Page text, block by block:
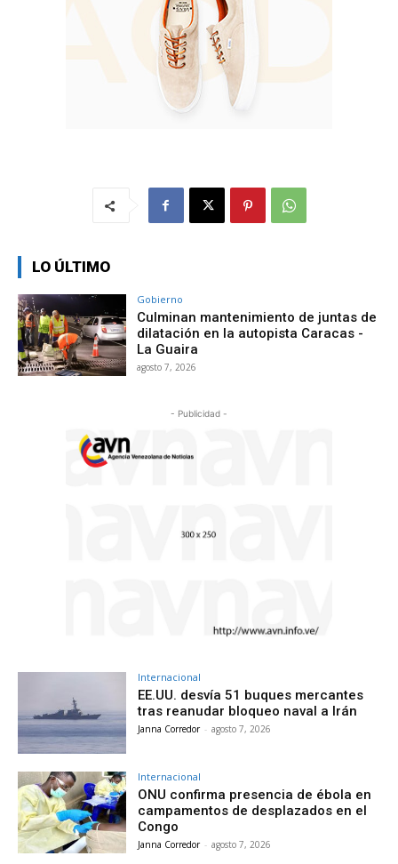
LO ÚLTIMO
Gobierno
Culminan mantenimiento de juntas de
dilatación en la autopista Caracas -
La Guaira
agosto 7, 2026
- Publicidad -
Internacional
EE.UU. desvía 51 buques mercantes
tras reanudar bloqueo naval a Irán
Janna Corredor - agosto 7, 2026
Internacional
ONU confirma presencia de ébola en
campamentos de desplazados en el
Congo
Janna Corredor - agosto 7, 2026